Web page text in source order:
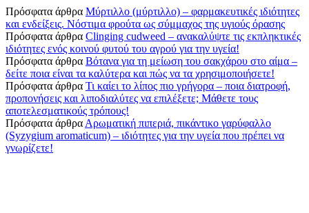
Πρόσφατα άρθρα Μύρτιλλο (μύρτιλλο) – φαρμακευτικές ιδιότητες
και ενδείξεις. Νόστιμα φρούτα ως σύμμαχος της υγιούς όρασης
Πρόσφατα άρθρα Clinging cudweed – ανακαλύψτε τις εκπληκτικές
ιδιότητες ενός κοινού φυτού του αγρού για την υγεία!
Πρόσφατα άρθρα Βότανα για τη μείωση του σακχάρου στο αίμα –
δείτε ποια είναι τα καλύτερα και πώς να τα χρησιμοποιήσετε!
Πρόσφατα άρθρα Τι καίει το λίπος πιο γρήγορα – ποια διατροφή,
προπονήσεις και λιποδιαλύτες να επιλέξετε; Μάθετε τους
αποτελεσματικούς τρόπους!
Πρόσφατα άρθρα Αρωματική πιπεριά, πικάντικο γαρύφαλλο
(Syzygium aromaticum) – ιδιότητες για την υγεία που πρέπει να
γνωρίζετε!